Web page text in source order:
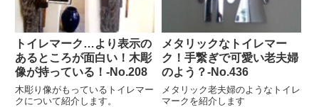
トイレマーク…より表示の
あるところが面白い！木彫
像が持っている！-No.208
木彫り像がもっているトイレマー
クについて紹介します。
メタリックなトイレマー
ク！手繋ぎで可愛い老夫婦
のよう？‐No.436
メタリック老夫婦のようなトイレ
マークを紹介します